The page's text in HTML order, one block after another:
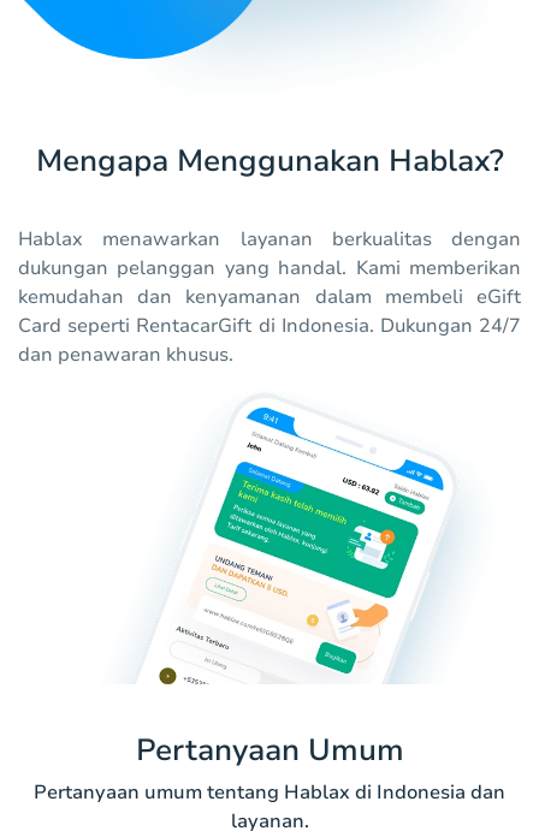
Mengapa Menggunakan Hablax?
Hablax menawarkan layanan berkualitas dengan
dukungan pelanggan yang handal. Kami memberikan
kemudahan dan kenyamanan dalam membeli eGift
Card seperti RentacarGift di Indonesia. Dukungan 24/7
dan penawaran khusus.
Pertanyaan Umum
Pertanyaan umum tentang Hablax di Indonesia dan
layanan.